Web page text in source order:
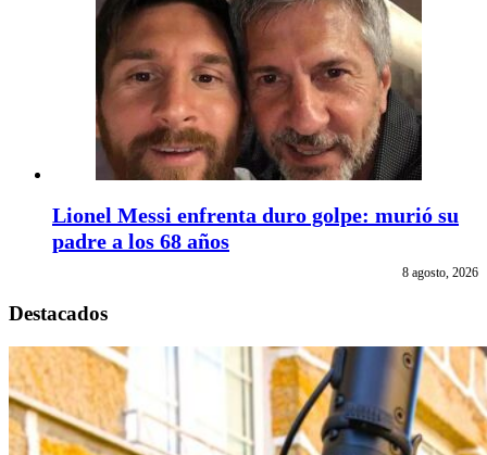
Lionel Messi enfrenta duro golpe: murió su
padre a los 68 años
8 agosto, 2026
Destacados